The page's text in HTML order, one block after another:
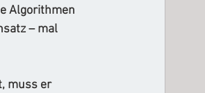
Algorithmen
– mal
muss er